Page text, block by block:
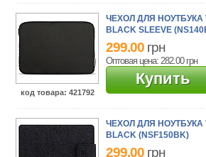
код товара: 421792
ЧЕХОЛ ДЛЯ НОУТБУКА
BLACK SLEEVE
299.00 грн
Оптовая цена: 282.00 грн
Купить
ЧЕХОЛ ДЛЯ НОУТБУКА
BLACK (NSF150BK)
299.00 грн